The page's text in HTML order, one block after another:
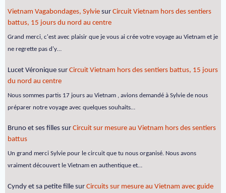
Vietnam Vagabondages, Sylvie sur Circuit Vietnam hors des sentiers
battus, 15 jours du nord au centre
Grand merci, c'est avec plaisir que je vous ai crée votre voyage au Vietnam et je
ne regrette pas d'y…
Lucet Véronique sur Circuit Vietnam hors des sentiers battus, 15 jours
du nord au centre
Nous sommes partis 17 jours au Vietnam , avions demandé à Sylvie de nous
préparer notre voyage avec quelques souhaits…
Bruno et ses filles sur Circuit sur mesure au Vietnam hors des sentiers
battus
Un grand merci Sylvie pour le circuit que tu nous organisé. Nous avons
vraiment découvert le Vietnam en authentique et…
Cyndy et sa petite fille sur Circuits sur mesure au Vietnam avec guide